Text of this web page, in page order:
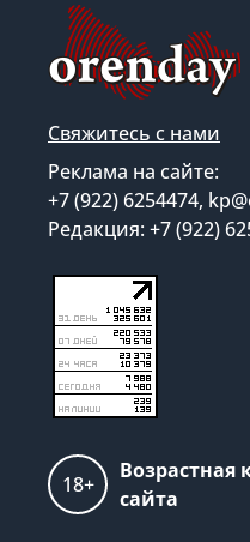
Свяжитесь с нами
Реклама на сайте:
+7 (922) 6254474,
Редакция: +7 (922)
18+
Возрастная
сайта